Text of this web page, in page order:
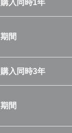
購入同時1年
期間
購入同時3年
期間